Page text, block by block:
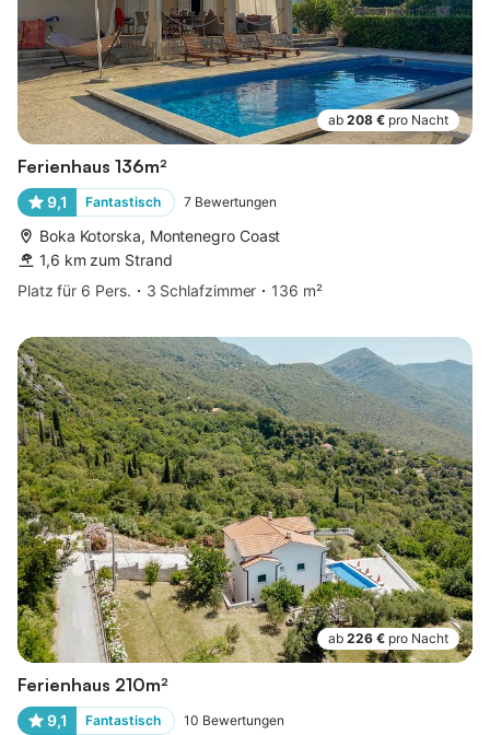
ab 208 € pro Nacht
Ferienhaus 136m²
9,1 Fantastisch 7 Bewertungen
Boka Kotorska, Montenegro Coast
1,6 km zum Strand
Platz für 6 Pers.
3 Schlafzimmer 136 m²
ab 226 € pro Nacht
Ferienhaus 210m²
9,1 Fantastisch 10 Bewertungen